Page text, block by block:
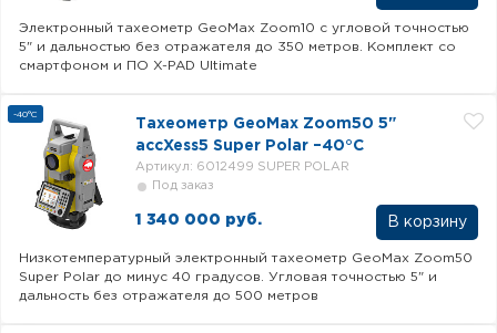
Электронный тахеометр GeoMax Zoom10 с угловой точностью
5" и дальностью без отражателя до 350 метров. Комплект со
смартфоном и ПО X-PAD Ultimate
-40°C
Тахеометр GeoMax Zoom50 5"
accXess5 Super Polar –40°C
Под заказ
Артикул: 6012499 SUPER POLAR
1 340 000 руб. В корзину
Низкотемпературный электронный тахеометр GeoMax Zoom50
Super Polar до минус 40 градусов. Угловая точностью 5" и
дальность без отражателя до 500 метров